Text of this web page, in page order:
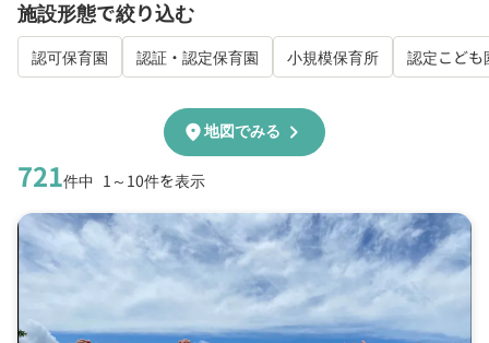
施設形態で絞り込む
認可保育園 認証・認定保育園 小規模保育所 認定こども
721件中 1～10件を表示
location_on地図でみる chevron_right